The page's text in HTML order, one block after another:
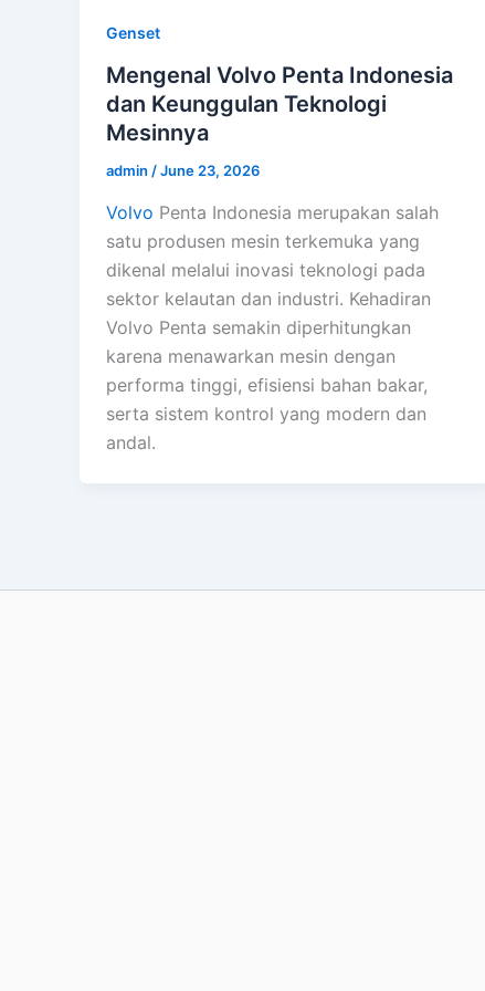
Genset
Mengenal Volvo Penta Indonesia
dan Keunggulan Teknologi
Mesinnya
admin /June 23, 2026
Volvo Penta Indonesia merupakan salah
satu produsen mesin terkemuka yang
dikenal melalui inovasi teknologi pada
sektor kelautan dan industri. Kehadiran
Volvo Penta semakin diperhitungkan
karena menawarkan mesin dengan
performa tinggi, efisiensi bahan bakar,
serta sistem kontrol yang modern dan
andal.